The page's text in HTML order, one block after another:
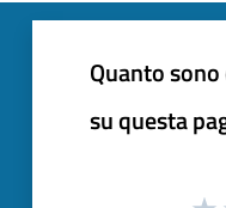
Quanto
su questa